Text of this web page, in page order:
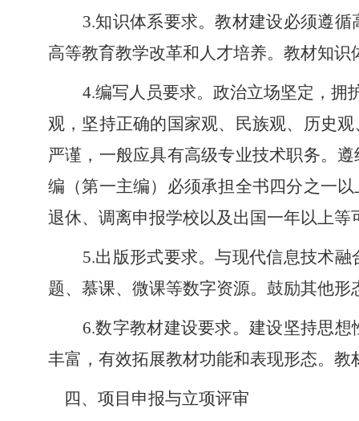
3.知识体系要求。教材建设必须遵
高等教育教学改革和人才培养。教材知
4.编写人员要求。政治立场坚定，拥
观，坚持正确的国家观、民族观、历史
严谨，一般应具有高级专业技术职务。
编（第一主编）必须承担全书四分之一
退休、调离申报学校以及出国一年以上等
5.出版形式要求。与现代信息技术
题、慕课、微课等数字资源。鼓励其他
6.数字教材建设要求。建设坚持思
丰富，有效拓展教材功能和表现形态。
四、项目申报与立项评审